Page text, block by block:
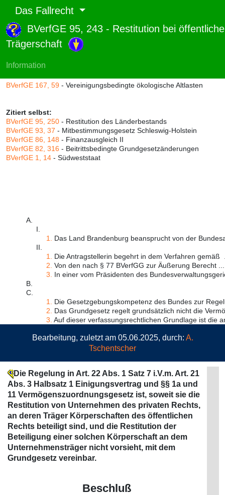
Das Fallrecht
BVerfGE 95, 243 - Restitution bei
Trägerschaft
Information
Abruf und Rang:
RTF-Version(Seiten,Linien
BVerfGE 167, 59 - Vereinigungsbedingte ökologische Altlasten
Zitiert selbst:
BVerfGE 95, 250 - Restitution des Länderbestands
BVerfGE 93, 37 - Mitbestimmungsgesetz Schleswig-Holstein
BVerfGE 86, 148 - Finanzausgleich II
BVerfGE 82, 316 - Beitrittsbedingte Grundgesetzänderungen
BVerfGE 1, 14 - Südweststaat
A.
I.
1.
Das Land Brandenburg beansprucht von der
II.
1.
Die Antragstellerin begehrt in dem Verfahren gemäß
2. Von den nach § 77 BVerfGG zur Äußerung Berecht ...
3.
In einer vom Präsidenten des
B.
C.
1.
Die Gesetzgebungskompetenz des Bundes zur
2.
Das Grundgesetz regelt grundsätzlich nicht die
3. Auf dieser verfassungsrechtlichen Grundlage ist die
Bearbeitung, zuletzt am 05.06.2025, durch: A.
Tschentscher
Die Regelung in Art. 22 Abs. 1 Satz 7 i.V.m. Art. 21
Abs. 3 Halbsatz 1 Einigungsvertrag und §§ 1a und
11 Vermögenszuordnungsgesetz ist, soweit sie die
Restitution von Unternehmen des privaten Rechts,
an deren Träger Körperschaften des öffentlichen
Rechts beteiligt sind, und die Restitution der
Beteiligung einer solchen Körperschaft an dem
Unternehmensträger nicht vorsieht, mit dem
Grundgesetz vereinbar.
Beschluß